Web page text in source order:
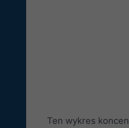
Ten wykres